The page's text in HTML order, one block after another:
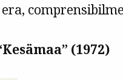
(1972)